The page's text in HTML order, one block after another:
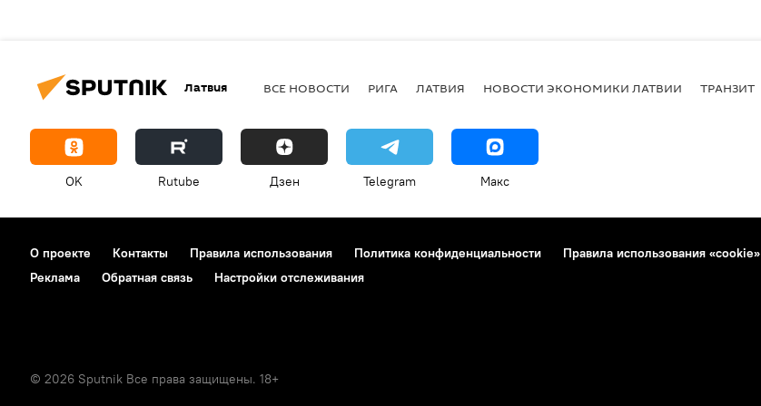
Латвия ВСЕ НОВОСТИ РИГА ЛАТВИЯ НОВОСТИ ЭКОНОМИКИ ЛАТВИИ ТРАНЗИТ
OK Rutube Дзен Telegram Макс
О проекте Контакты Правила использования Политика конфиденциальности Правила использования «cookie»
Реклама
Обратная связь Настройки отслеживания
© 2026 Sputnik Все права защищены. 18+